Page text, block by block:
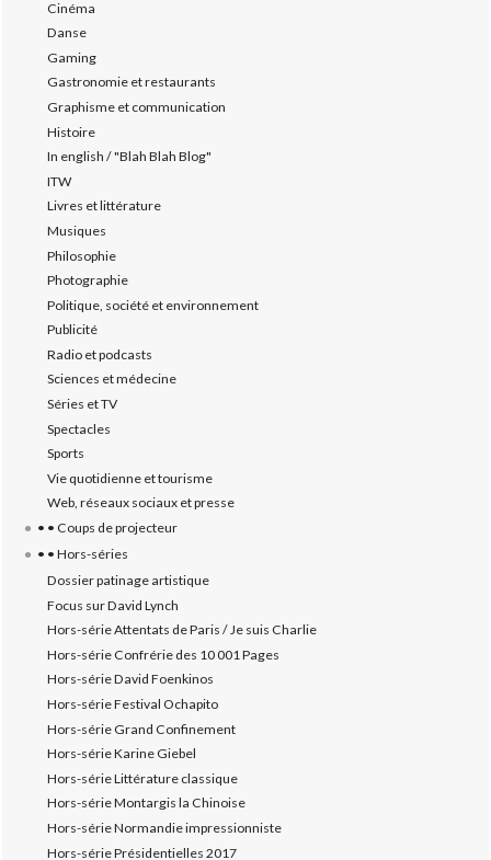
Cinéma
Danse
Gaming
Gastronomie et restaurants
Graphisme et communication
Histoire
In english / "Blah Blah Blog"
ITW
Livres et littérature
Musiques
Philosophie
Photographie
Politique, société et environnement
Publicité
Radio et podcasts
Sciences et médecine
Séries et TV
Spectacles
Sports
Vie quotidienne et tourisme
Web, réseaux sociaux et presse
• • Coups de projecteur
• • Hors-séries
Dossier patinage artistique
Focus sur David Lynch
Hors-série Attentats de Paris / Je suis Charlie
Hors-série Confrérie des 10 001 Pages
Hors-série David Foenkinos
Hors-série Festival Ochapito
Hors-série Grand Confinement
Hors-série Karine Giebel
Hors-série Littérature classique
Hors-série Montargis la Chinoise
Hors-série Normandie impressionniste
Hors-série Présidentielles 2017